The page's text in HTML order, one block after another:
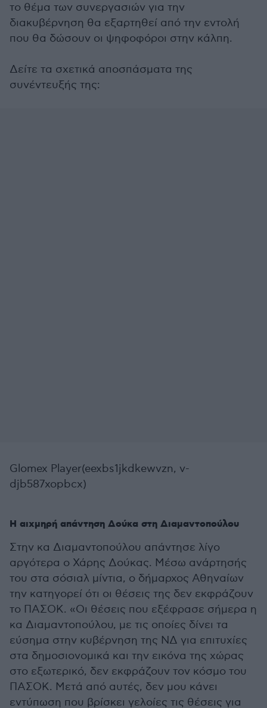
το θέμα των συνεργασιών για την
διακυβέρνηση θα εξαρτηθεί από την εντολή
που θα δώσουν οι ψηφοφόροι στην κάλπη.
Δείτε τα σχετικά αποσπάσματα της
συνέντευξής της:
Glomex Player(eexbs1jkdkewvzn, v-
djb587xopbcx)
Η αιχμηρή απάντηση Δούκα στη Διαμαντοπούλου
Στην κα Διαμαντοπούλου απάντησε λίγο
αργότερα ο Χάρης Δούκας. Μέσω ανάρτησής
του στα σόσιαλ μίντια, ο δήμαρχος Αθηναίων
την κατηγορεί ότι οι θέσεις της δεν εκφράζουν
το ΠΑΣΟΚ. «Οι θέσεις που εξέφρασε σήμερα η
κα Διαμαντοπούλου, με τις οποίες δίνει τα
εύσημα στην κυβέρνηση της ΝΔ για επιτυχίες
στα δημοσιονομικά και την εικόνα της χώρας
στο εξωτερικό, δεν εκφράζουν τον κόσμο του
ΠΑΣΟΚ. Μετά από αυτές, δεν μου κάνει
εντύπωση που βρίσκει γελοίες τις θέσεις για